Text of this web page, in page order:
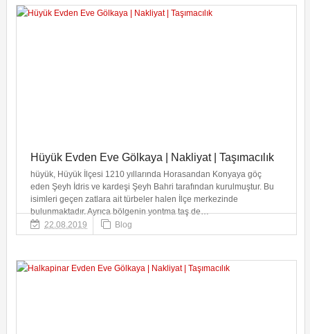
Hüyük Evden Eve Gölkaya | Nakliyat | Taşımacılık
hüyük, Hüyük İlçesi 1210 yıllarında Horasandan Konyaya göç
eden Şeyh İdris ve kardeşi Şeyh Bahri tarafından kurulmuştur. Bu
isimleri geçen zatlara ait türbeler halen İlçe merkezinde
bulunmaktadır. Ayrıca bölgenin yontma taş de…
22.08.2019
Blog